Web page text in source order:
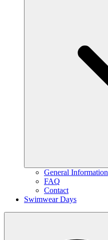
General Information
FAQ
Contact
Swimwear Days